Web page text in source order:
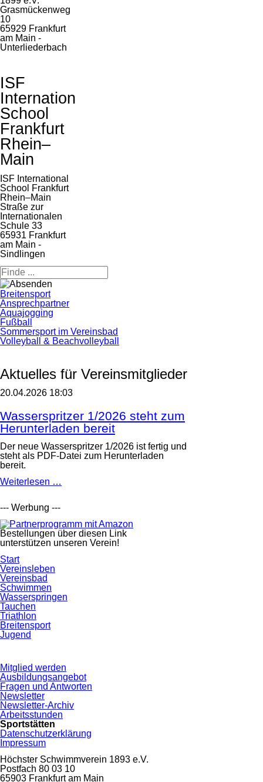
Grasmückenweg
10
65929 Frankfurt
am Main -
Unterliederbach
ISF
International
School
Frankfurt
Rhein–
Main
ISF International
School Frankfurt
Rhein–Main
Straße zur
Internationalen
Schule 33
65931 Frankfurt
am Main -
Sindlingen
Navigation
überspringen
Breitensport
Ansprechpartner
Aquajogging
Fußball
Sommersport im Vereinsbad
Volleyball & Beachvolleyball
Aktuelles für Vereinsmitglieder
20.04.2026 18:03
Wasserspritzer 1/2026 steht zum
Herunterladen bereit
Der neue Wasserspritzer 1/2026 ist fertig und
steht als PDF-Datei zum Herunterladen
bereit.
Weiterlesen …
Herunterladen
bereit
--- Werbung ---
Bestellungen über diesen Link
unterstützen unseren Verein!
Navigation
überspringen
Start
Vereinsleben
Vereinsbad
Schwimmen
Wasserspringen
Tauchen
Triathlon
Breitensport
Jugend
Navigation
überspringen
Mitglied werden
Ausbildungsangebot
Fragen und Antworten
Newsletter
Newsletter-Archiv
Arbeitsstunden
Sportstätten
Datenschutzerklärung
Impressum
Höchster Schwimmverein 1893 e.V.
Postfach 80 03 10
65903 Frankfurt am Main